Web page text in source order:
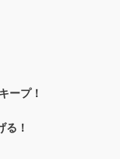
ープ！
る！